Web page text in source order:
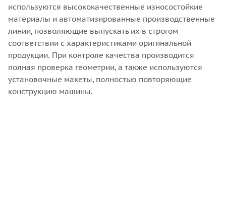
используются высококачественные износостойкие
материалы и автоматизированные производственные
линии, позволяющие выпускать их в строгом
соответствии с характеристиками оригинальной
продукции. При контроле качества производится
полная проверка геометрии, а также используются
установочные макеты, полностью повторяющие
конструкцию машины.